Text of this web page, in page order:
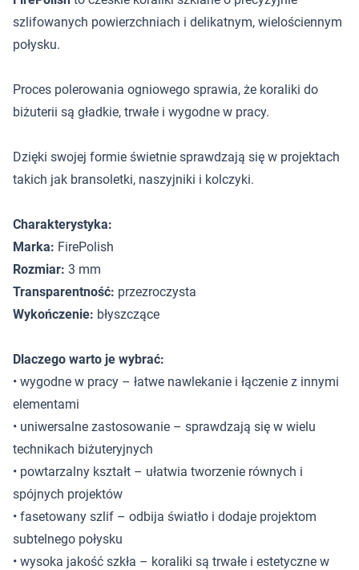
szlifowanych powierzchniach i delikatnym, wielościennym
połysku.
Proces polerowania ogniowego sprawia, że koraliki do
biżuterii są gładkie, trwałe i wygodne w pracy.
Dzięki swojej formie świetnie sprawdzają się w projektach
takich jak bransoletki, naszyjniki i kolczyki.
Charakterystyka:
Marka: FirePolish
Rozmiar: 3 mm
Transparentność: przezroczysta
Wykończenie: błyszczące
Dlaczego warto je wybrać:
• wygodne w pracy – łatwe nawlekanie i łączenie z innymi
elementami
• uniwersalne zastosowanie – sprawdzają się w wielu
technikach biżuteryjnych
• powtarzalny kształt – ułatwia tworzenie równych i
spójnych projektów
• fasetowany szlif – odbija światło i dodaje projektom
subtelnego połysku
• wysoka jakość szkła – koraliki są trwałe i estetyczne w